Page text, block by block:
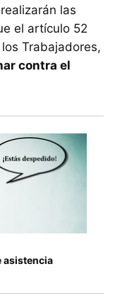
las
el artículo 52
Trabajadores,
contra el
asistencia